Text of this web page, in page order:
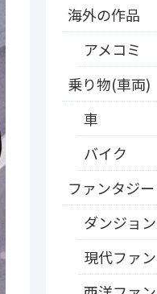
海外の作品
アメコミ
乗り物(車両)
車
バイク
ファンタジー
ダンジョ
現代ファ